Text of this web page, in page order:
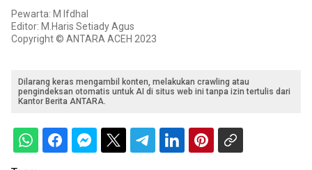
Pewarta: M Ifdhal
Editor: M.Haris Setiady Agus
Copyright © ANTARA ACEH 2023
Dilarang keras mengambil konten, melakukan crawling atau
pengindeksan otomatis untuk AI di situs web ini tanpa izin tertulis dari
Kantor Berita ANTARA.